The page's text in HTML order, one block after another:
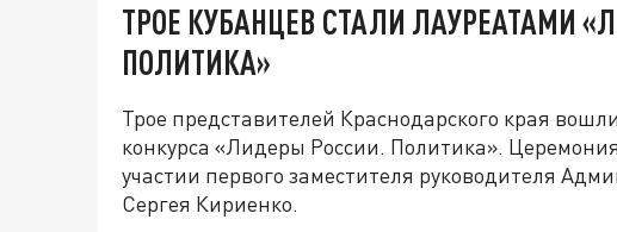
ТРОЕ КУБАНЦЕВ СТАЛИ ЛАУРЕАТАМИ
ПОЛИТИКА»
Трое представителей Краснодарского края
конкурса «Лидеры России. Политика».
участии первого заместителя руководителя
Сергея Кириенко.